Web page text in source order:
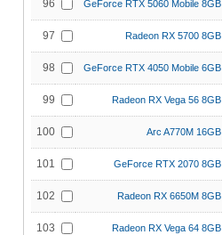
96 GeForce RTX 5060 Mobile 8GB
97 Radeon RX 5700 8GB
98 GeForce RTX 4050 Mobile 6GB
99 Radeon RX Vega 56 8GB
100 Arc A770M 16GB
101 GeForce RTX 2070 8GB
102 Radeon RX 6650M 8GB
103 Radeon RX Vega 64 8GB